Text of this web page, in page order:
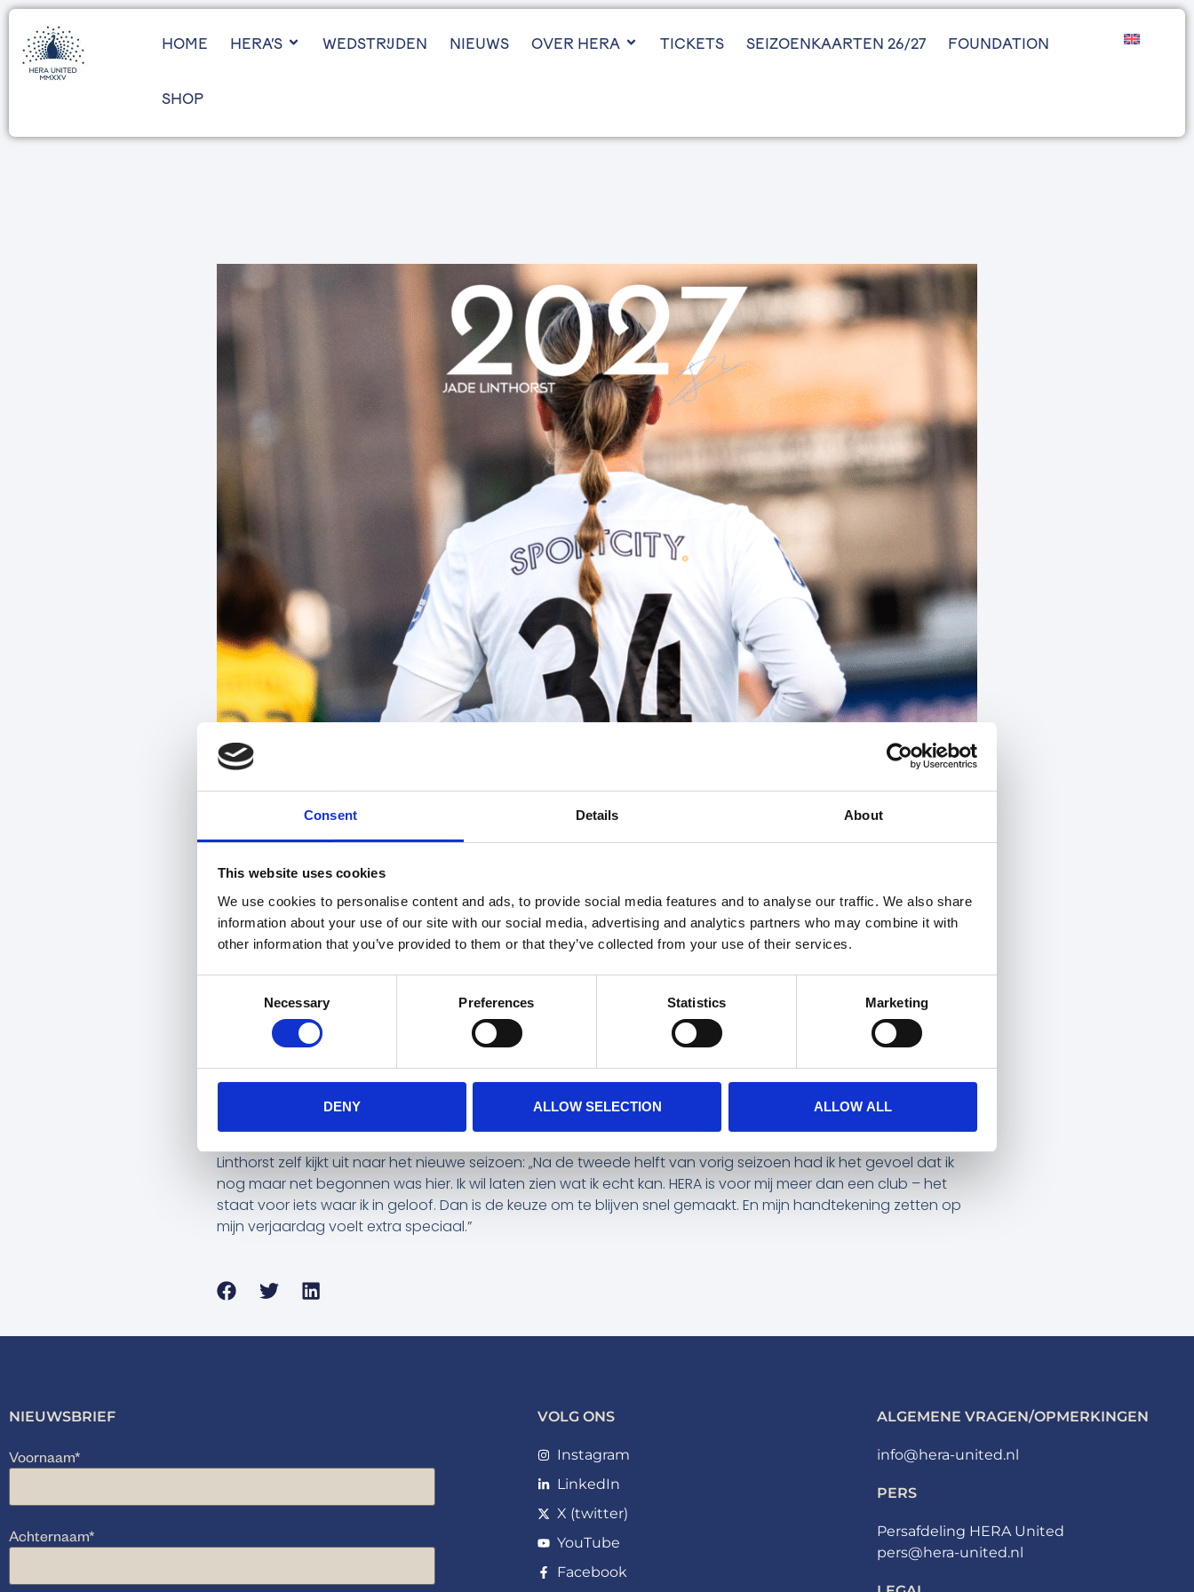
Consent Details About
This website uses cookies
We use cookies to personalise content and ads, to provide social media features and to analyse our traffic. We also share
information about your use of our site with our social media, advertising and analytics partners who may combine it with
other information that you’ve provided to them or that they’ve collected from your use of their services.
Necessary Preferences Statistics Marketing
DENY ALLOW SELECTION ALLOW ALL
HOME HERA’S WEDSTRIJDEN NIEUWS OVER HERA TICKETS SEIZOENKAARTEN 26/27 FOUNDATION
SHOP
HERA UNITED VERLENGT CONTRACT
MET JADE LINTHORST OP HAAR
VERJAARDAG
juni 20, 2026
Amsterdam, 20 juni 2026
HERA United en Jade Linthorst hebben op haar 21e verjaardag overeenstemming bereikt over een nieuw
contract. De aanvalster uit Uithoorn blijft ook in het seizoen 2026-2027 voor de Amsterdamse club voetballen.
bij Sparta Rotterdam. In februari 2026 maakte ze de overstap naar HERA United. Ze is inzetbaar als spits én op
de flanken.
Technisch adviseur Mark Coonen: „Jade blijft bij Hera. Ze is fysiek sterk, kan uitstekend in een hoog
pressingsysteem spelen en heeft ondanks haar kwaliteiten ook wat pech gekend. Nu ze met een schone lei
aan een nieuw seizoen kan beginnen, ben ik ervan overtuigd dat ze nog veel kan laten zien en een belangrijke
rol voor ons kan spelen.”
Linthorst zelf kijkt uit naar het nieuwe seizoen: „Na de tweede helft van vorig seizoen had ik het gevoel dat ik
nog maar net begonnen was hier. Ik wil laten zien wat ik echt kan. HERA is voor mij meer dan een club – het
staat voor iets waar ik in geloof. Dan is de keuze om te blijven snel gemaakt. En mijn handtekening zetten op
mijn verjaardag voelt extra speciaal.”
NIEUWSBRIEF
Voornaam*
Achternaam*
VOLG ONS
Instagram
LinkedIn
X (twitter)
YouTube
Facebook
ALGEMENE VRAGEN/OPMERKINGEN
info@hera-united.nl
PERS
Persafdeling HERA United
pers@hera-united.nl